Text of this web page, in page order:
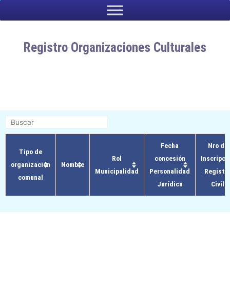
Registro Organizaciones Culturales
Tipo de
organización
comunal
Nombre
Rol
Municipalidad
Fecha
concesión
Personalidad
Jurídica
Nro de
Civil